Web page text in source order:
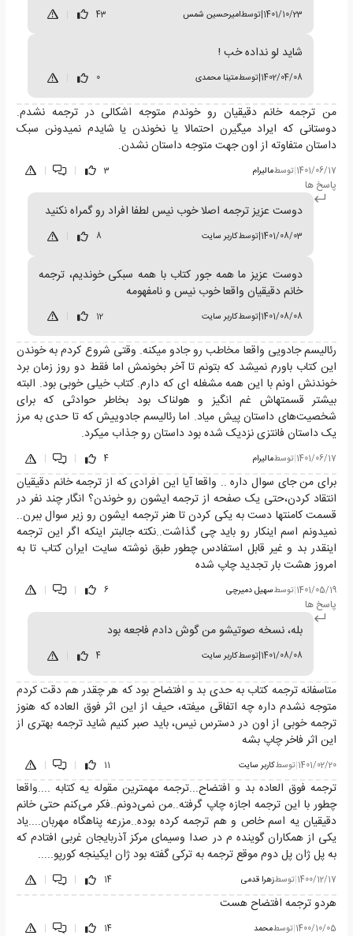
1401/10/23
|توسطامیرحسین شمس 43
شاید لو نداده خب !
1402/04/08
|توسطمتینا محمدی 0
من ترجمه خانم دقیقیان رو خوندم متوجه اشکالی در ترجمه نشدم.
دوستانی که ایراد میگیرن احتمالا یا نخوندن یا شایدم نمیدونن سبک
داستان متفاوته از اون جهت متوجه داستان نشدن.
1401/06/17
|توسطمالیرام 3
|
|
پاسخ ها
دوست عزیز ترجمه اصلا خوب نیس لطفا افراد رو گمراه نکنید
1401/08/03
|توسطکاربر سایت 8
دوست عزیز ما همه جور کتاب با همه سبکی خوندیم، ترجمه
خانم دقیقیان واقعا خوب نیس و نامفهومه
1401/08/08
|توسطکاربر سایت 12
رئالیسم جادویی واقعا مخاطب رو جادو میکنه. وقتی شروع کردم به خوندن
این کتاب باورم نمیشد که بتونم تا آخر بخونمش اما فقط دو روز زمان برد
خوندنش اونم با این همه مشغله ای که دارم. کتاب خیلی خوبی بود. البته
بیشتر قسمتهاش غم انگیز و هولناک بود بخاطر حوادثی که برای
شخصیت‌های داستان پیش میاد. اما رئالیسم جادوییش که تا حدی به مرز
یک داستان فانتزی نزدیک شده بود داستان رو جذاب میکرد.
1401/06/17
|توسطمالیرام 4
|
|
برای من جای سوال داره .. واقعا آیا این افرادی که از ترجمه خانم دقیقیان
انتقاد کردن،حتی یک صفحه از ترجمه ایشون رو خوندن؟ انگار چند نفر در
قسمت کامنتها دست به یکی کردن تا هنر ترجمه ایشون رو زیر سوال ببرن..
نمیدونم اسم اینکار رو باید چی گذاشت..نکته جالبتر اینکه اگر این ترجمه
اینقدر بد و غیر قابل استفادس چطور طبق نوشته سایت ایران کتاب تا به
امروز هشت بار تجدید چاپ شده
1401/05/19
|توسطسهیل دمیرچی 6
|
|
پاسخ ها
بله، نسخه صوتیشو من گوش دادم فاجعه بود
1401/08/08
|توسطکاربر سایت 4
متاسفانه ترجمه کتاب به حدی بد و افتضاح بود که هر چقدر هم دقت کردم
متوجه نشدم داره چه اتفاقی میفته، حیف از این اثر فوق العاده که هنوز
ترجمه خوبی از اون در دسترس نیس، باید صبر کنیم شاید ترجمه بهتری از
این اثر فاخر چاپ بشه
1401/02/20
|توسطکاربر سایت 11
|
|
ترجمه فوق العاده بد و افتضاح...ترجمه مهمترین مقوله یه کتابه ....واقعا
چطور با این ترجمه اجازه چاپ گرفته..من نمی‌دونم..فکر می‌کنم حتی خانم
دقیقیان یه اسم خاص و هم ترجمه کرده بوده..مزرعه پناهگاه مهربان....یاد
یکی از همکاران گوینده م در صدا وسیمای مرکز آذربایجان غربی افتادم که
به پل ژان پل دوم موقع ترجمه به ترکی گفته بود ژان ایکینجه کورپو.....
1400/12/17
|توسطزهرا قدمی 14
|
|
هردو ترجمه افتضاح هست
1400/10/05
|توسطمحمد 14
|
|